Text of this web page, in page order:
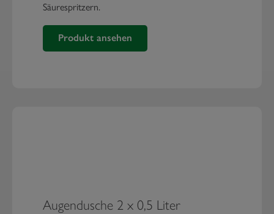
Säurespritzern.
Produkt ansehen
Eye Wash Station
Augendusche 2 x 0,5 Liter